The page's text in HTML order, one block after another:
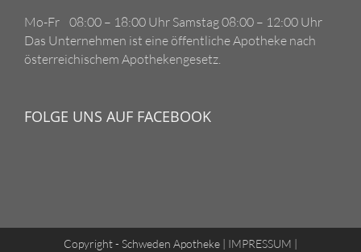
Mo-Fr 08:00 – 18:00 Uhr Samstag 08:00 – 12:00 Uhr
Das Unternehmen ist eine öffentliche Apotheke nach
österreichischem Apothekengesetz.
FOLGE UNS AUF FACEBOOK
Copyright - Schweden Apotheke | IMPRESSUM |